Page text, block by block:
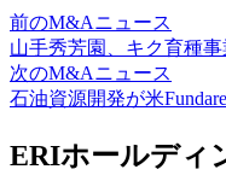
前のM&Aニュース
山手秀芳園、キク育種
次のM&Aニュース
石油資源開発が米
ERIホールディ